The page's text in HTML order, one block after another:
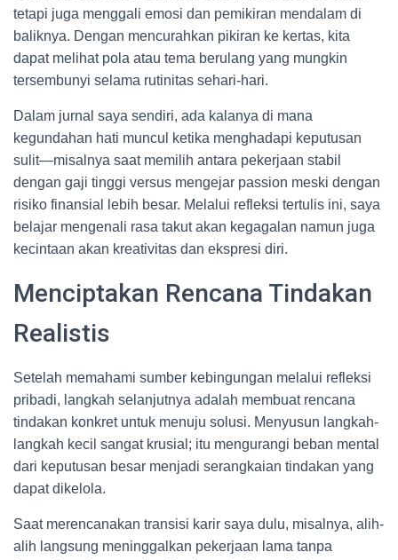
tetapi juga menggali emosi dan pemikiran mendalam di
baliknya. Dengan mencurahkan pikiran ke kertas, kita
dapat melihat pola atau tema berulang yang mungkin
tersembunyi selama rutinitas sehari-hari.
Dalam jurnal saya sendiri, ada kalanya di mana
kegundahan hati muncul ketika menghadapi keputusan
sulit—misalnya saat memilih antara pekerjaan stabil
dengan gaji tinggi versus mengejar passion meski dengan
risiko finansial lebih besar. Melalui refleksi tertulis ini, saya
belajar mengenali rasa takut akan kegagalan namun juga
kecintaan akan kreativitas dan ekspresi diri.
Menciptakan Rencana Tindakan
Realistis
Setelah memahami sumber kebingungan melalui refleksi
pribadi, langkah selanjutnya adalah membuat rencana
tindakan konkret untuk menuju solusi. Menyusun langkah-
langkah kecil sangat krusial; itu mengurangi beban mental
dari keputusan besar menjadi serangkaian tindakan yang
dapat dikelola.
Saat merencanakan transisi karir saya dulu, misalnya, alih-
alih langsung meninggalkan pekerjaan lama tanpa